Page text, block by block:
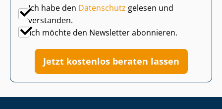
Ich habe den Datenschutz gelesen und
verstanden.
Ich möchte den Newsletter abonnieren.
Jetzt kostenlos beraten lassen